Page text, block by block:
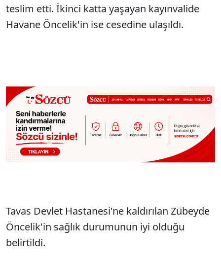
teslim etti. İkinci katta yaşayan kayınvalide
Havane Öncelik'in ise cesedine ulaşıldı.
Tavas Devlet Hastanesi'ne kaldırılan Zübeyde
Öncelik'in sağlık durumunun iyi olduğu
belirtildi.